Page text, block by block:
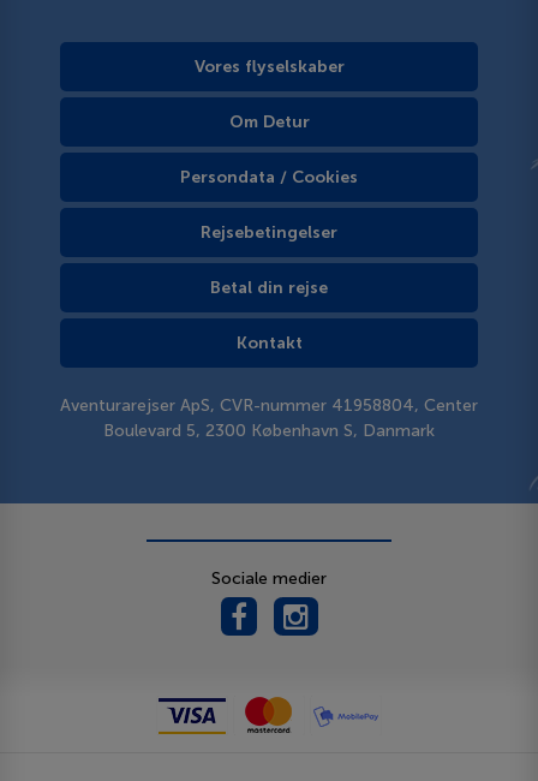
Vores flyselskaber
Om Detur
Persondata / Cookies
Rejsebetingelser
Betal din rejse
Kontakt
Aventurarejser ApS, CVR-nummer 41958804, Center
Boulevard 5, 2300 København S, Danmark
Sociale medier